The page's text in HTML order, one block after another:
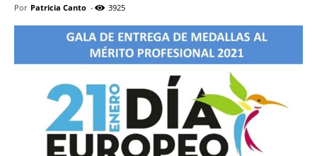
Por Patricia Canto - 3925